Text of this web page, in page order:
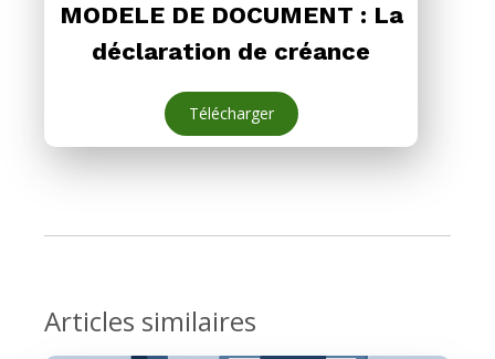
MODELE DE DOCUMENT : La
déclaration de créance
Télécharger
Articles similaires